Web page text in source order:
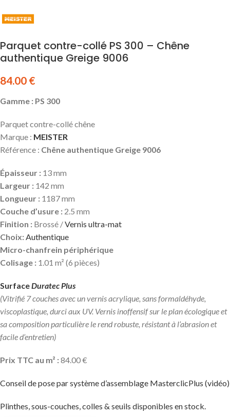
Parquet contre-collé PS 300 – Chêne
authentique Greige 9006
84.00 €
Gamme : PS 300
Parquet contre-collé chêne
Marque : MEISTER
Référence : Chêne authentique Greige 9006
Épaisseur : 13 mm
Largeur : 142 mm
Longueur : 1187 mm
Couche d’usure : 2.5 mm
Finition : Brossé /Vernis ultra-mat
Choix:Authentique
Micro-chanfrein périphérique
Colisage : 1.01 m² (6 pièces)
SurfaceDuratec Plus
(Vitrifié 7 couches avec un vernis acrylique, sans formaldéhyde,
viscoplastique, durci aux UV. Vernis inoffensif sur le plan écologique et
sa composition particulière le rend robuste, résistant à l’abrasion et
facile d’entretien)
Prix TTC au m² :84.00 €
Conseil de pose par système d’assemblage MasterclicPlus (vidéo)
Plinthes, sous-couches, colles & seuils disponibles en stock.